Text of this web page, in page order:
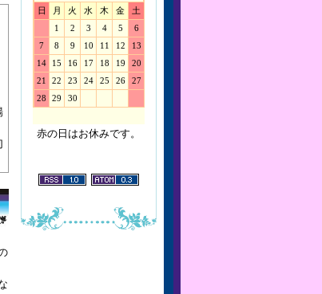
日
月 火 水 木 金
土
1
2 3 4 5
6
7
8 9 10 11 12
13
14
15 16 17 18 19
20
21
22 23 24 25 26
27
28
29 30
赤の日はお休みです。